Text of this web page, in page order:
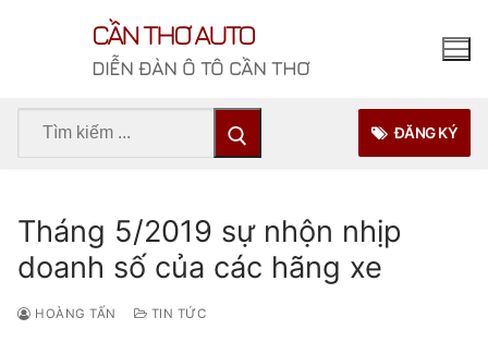
CẦN THƠ AUTO
DIỄN ĐÀN Ô TÔ CẦN THƠ
Tìm
ĐĂNG KÝ
Tháng 5/2019 sự nhộn nhịp
doanh số của các hãng xe
HOÀNG TẤN TIN TỨC